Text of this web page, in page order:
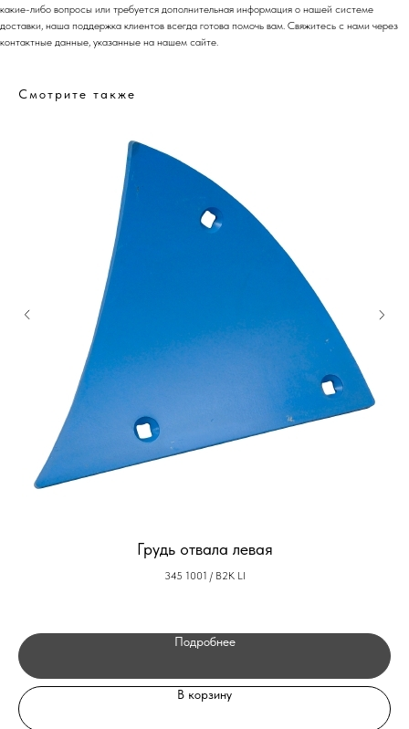
какие-либо вопросы или требуется дополнительная информация о нашей системе
доставки, наша поддержка клиентов всегда готова помочь вам. Свяжитесь с нами через
контактные данные, указанные на нашем сайте.
Смотрите также
Грудь отвала левая
345 1001 / B2K LI
Подробнее
В корзину